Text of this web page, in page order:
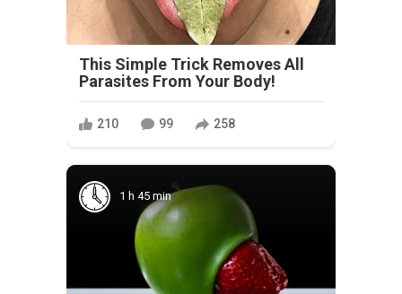
This Simple Trick Removes All
Parasites From Your Body!
210 99 258
1 h 45 min